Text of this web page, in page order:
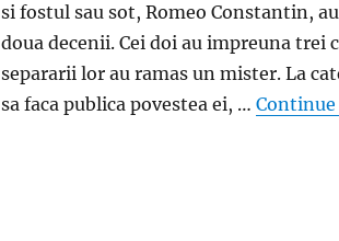
si fostul sau sot, Romeo Constantin,
doua decenii. Cei doi au impreuna trei
separarii lor au ramas un mister. La
sa faca publica povestea ei, …